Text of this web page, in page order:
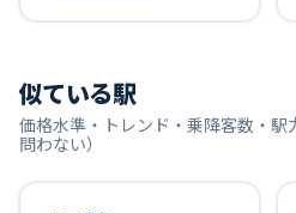
似ている駅
価格水準・トレンド・乗降客数・
問わない）